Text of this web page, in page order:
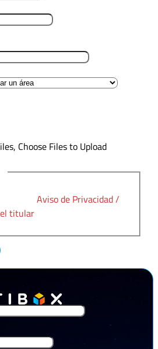
Choose Files to Upload
Aviso de Privacidad /
titular